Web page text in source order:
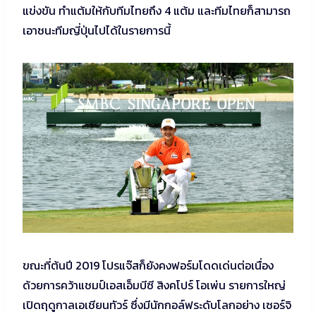
แข่งขัน ทำแต้มให้กับทีมไทยถึง 4 แต้ม และทีมไทยก็สามารถ
เอาชนะทีมญี่ปุ่นไปได้ในรายการนี้
ขณะที่ต้นปี 2019 โปรแจ๊สก็ยังคงฟอร์มโดดเด่นต่อเนื่อง
ด้วยการคว้าแชมป์เอสเอ็มบีซี สิงคโปร์ โอเพ่น รายการใหญ่
เปิดฤดูกาลเอเชียนทัวร์ ซึ่งมีนักกอล์ฟระดับโลกอย่าง เซอร์จิ